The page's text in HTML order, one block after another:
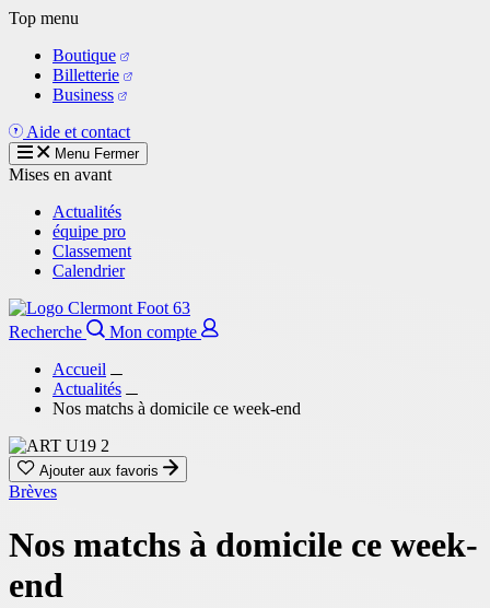
Aller
contenu
principal
Top menu
Boutique
Billetterie
Business
Aide et contact
Menu Fermer
Mises en avant
Actualités
équipe pro
Classement
Calendrier
Recherche
Mon compte
Accueil
Actualités
Nos matchs à domicile ce week-end
Ajouter aux favoris
Brèves
Nos matchs à domicile ce week-
end